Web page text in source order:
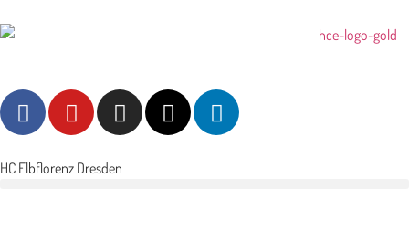
HC Elbflorenz Dresden